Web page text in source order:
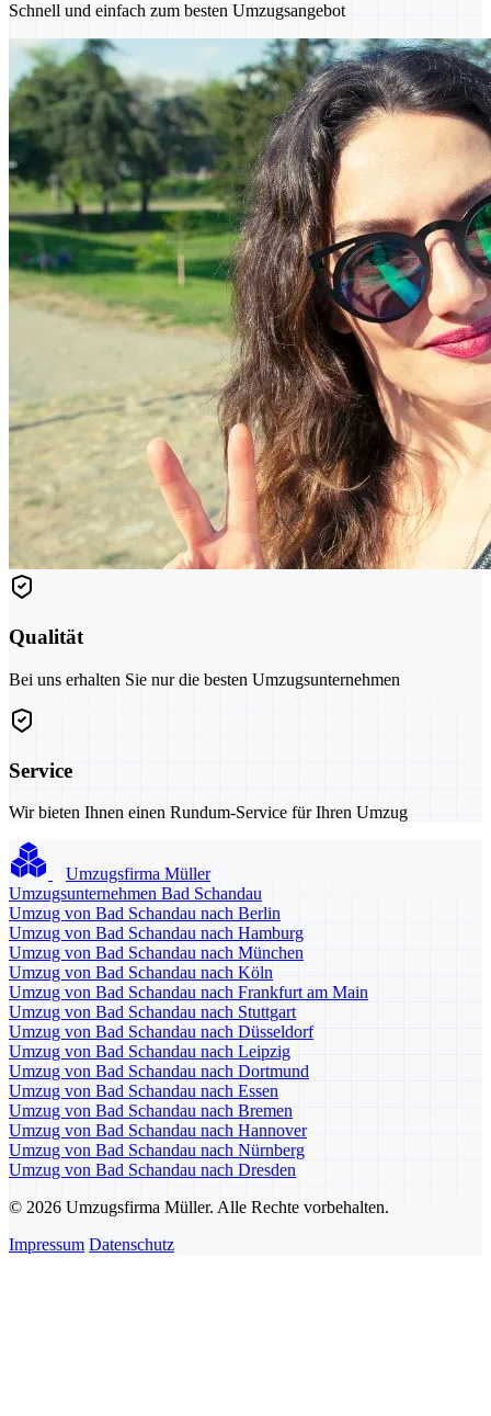
Schnell und einfach zum besten Umzugsangebot
Qualität
Bei uns erhalten Sie nur die besten Umzugsunternehmen
Service
Wir bieten Ihnen einen Rundum-Service für Ihren Umzug
Umzugsfirma Müller
Umzugsunternehmen Bad Schandau
Umzug von Bad Schandau nach Berlin
Umzug von Bad Schandau nach Hamburg
Umzug von Bad Schandau nach München
Umzug von Bad Schandau nach Köln
Umzug von Bad Schandau nach Frankfurt am Main
Umzug von Bad Schandau nach Stuttgart
Umzug von Bad Schandau nach Düsseldorf
Umzug von Bad Schandau nach Leipzig
Umzug von Bad Schandau nach Dortmund
Umzug von Bad Schandau nach Essen
Umzug von Bad Schandau nach Bremen
Umzug von Bad Schandau nach Hannover
Umzug von Bad Schandau nach Nürnberg
Umzug von Bad Schandau nach Dresden
© 2026 Umzugsfirma Müller. Alle Rechte vorbehalten.
Impressum Datenschutz